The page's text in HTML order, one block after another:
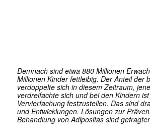
Demnach sind etwa 880 Millionen
Millionen Kinder fettleibig. Der Anteil der
verdoppelte sich in diesem Zeitraum,
verdreifachte sich und bei den Kindern
Vervierfachung festzustellen. Das sind
und Entwicklungen. Lösungen zur
Behandlung von Adipositas sind